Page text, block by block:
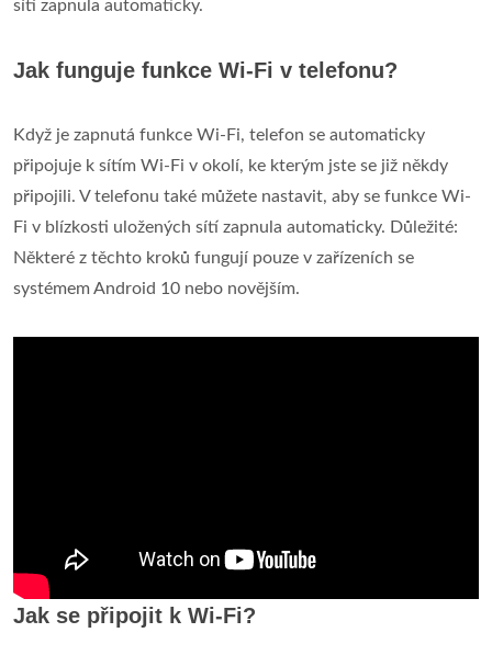
sítí zapnula automaticky.
Jak funguje funkce Wi-Fi v telefonu?
Když je zapnutá funkce Wi-Fi, telefon se automaticky
připojuje k sítím Wi-Fi v okolí, ke kterým jste se již někdy
připojili. V telefonu také můžete nastavit, aby se funkce Wi-
Fi v blízkosti uložených sítí zapnula automaticky. Důležité:
Některé z těchto kroků fungují pouze v zařízeních se
systémem Android 10 nebo novějším.
Jak se připojit k Wi-Fi?